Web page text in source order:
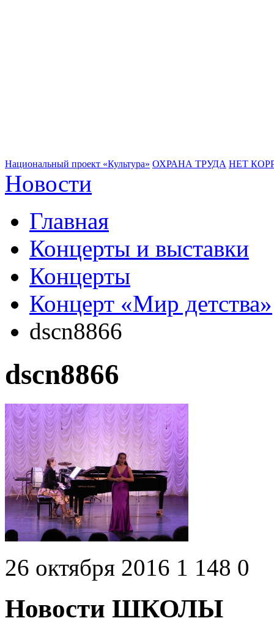
Национальный проект «Культура» ОХРАНА ТРУДА НЕТ
Новости
Главная
Концерты и выставки
Концерты
Концерт «Мир детства»
dscn8866
dscn8866
26 октября 2016 1 148 0
Новости ШКОЛЫ